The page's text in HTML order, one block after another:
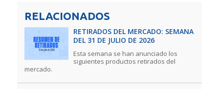
RELACIONADOS
RETIRADOS DEL MERCADO: SEMANA
DEL 31 DE JULIO DE 2026
Esta semana se han anunciado los
siguientes productos retirados del
mercado.